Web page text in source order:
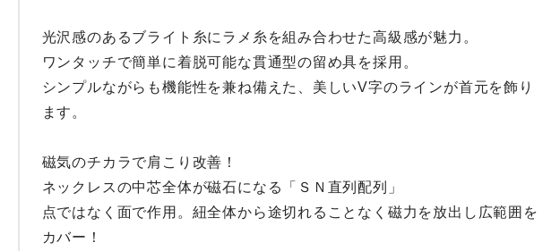
光沢感のあるブライト糸にラメ糸を組み合わせた高級感が魅力。
ワンタッチで簡単に着脱可能な貫通型の留め具を採用。
シンプルながらも機能性を兼ね備えた、美しいV字のラインが首元を飾り
ます。
磁気のチカラで肩こり改善！
ネックレスの中芯全体が磁石になる「ＳＮ直列配列」
点ではなく面で作用。紐全体から途切れることなく磁力を放出し広範囲を
カバー！